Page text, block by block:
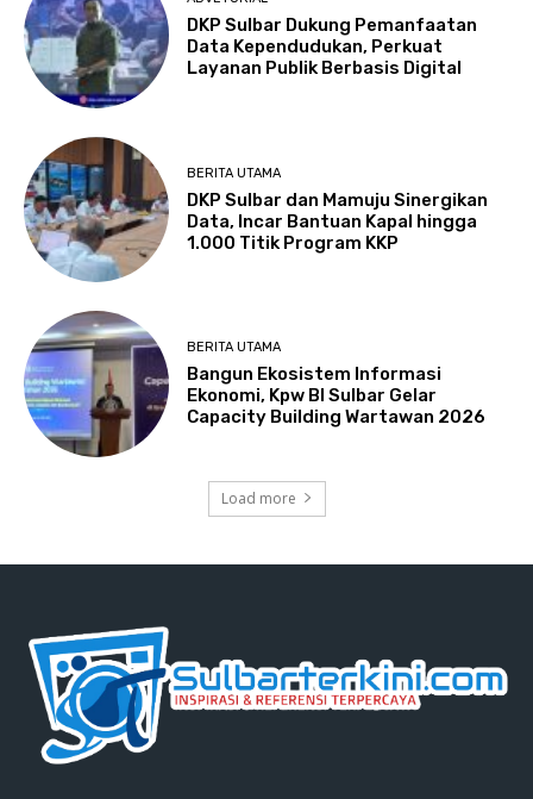
DKP Sulbar Dukung Pemanfaatan
Data Kependudukan, Perkuat
Layanan Publik Berbasis Digital
BERITA UTAMA
DKP Sulbar dan Mamuju Sinergikan
Data, Incar Bantuan Kapal hingga
1.000 Titik Program KKP
BERITA UTAMA
Bangun Ekosistem Informasi
Ekonomi, Kpw BI Sulbar Gelar
Capacity Building Wartawan 2026
Load more